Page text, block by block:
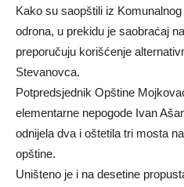
Kako su saopštili iz
odrona, u prekidu je saobraćaj
preporučuju korišćenje
Stevanovca.
Potpredsjednik Opštine
elementarne nepogode Ivan
odnijela dva i oštetila tri mosta
opštine.
Uništeno je i na desetine